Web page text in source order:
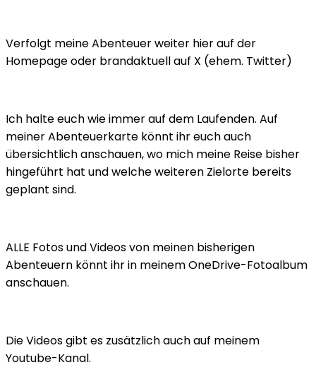
Verfolgt meine Abenteuer weiter hier auf der
Homepage oder brandaktuell auf X (ehem. Twitter)
Ich halte euch wie immer auf dem Laufenden. Auf
meiner Abenteuerkarte könnt ihr euch auch
übersichtlich anschauen, wo mich meine Reise bisher
hingeführt hat und welche weiteren Zielorte bereits
geplant sind.
ALLE Fotos und Videos von meinen bisherigen
Abenteuern könnt ihr in meinem OneDrive-Fotoalbum
anschauen.
Die Videos gibt es zusätzlich auch auf meinem
Youtube-Kanal.